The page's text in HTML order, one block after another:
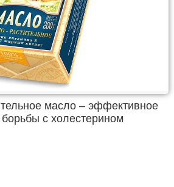
масло – эффективное
борьбы с холестерином